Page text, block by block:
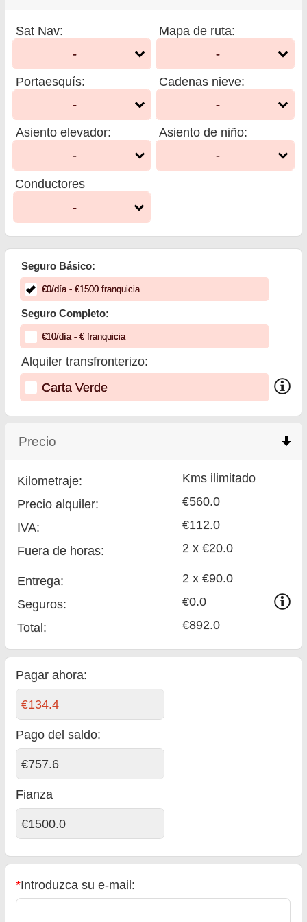
Sat Nav:
-
Mapa de ruta:
-
Portaesquís:
-
Cadenas nieve:
-
Asiento elevador:
-
Asiento de niño:
-
Conductores
-
Seguro Básico:
€0/día- €1500franquicia
Seguro Completo:
€10/día- €franquicia
Alquiler transfronterizo:
Carta Verde
Precio
Kilometraje:
Kms ilimitado
Precio alquiler:
€560.0
IVA:
€112.0
Fuera de horas:
2 x €20.0
Entrega:
2 x €90.0
Seguros:
€0.0
Total: €892.0
Pagar ahora:
€134.4
Pago del saldo:
€757.6
Fianza
€1500.0
*Introduzca su e-mail: